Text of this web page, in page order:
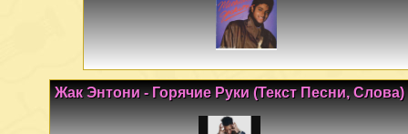
Жак Энтони - Горячие Руки (Текст Песни, Слова)